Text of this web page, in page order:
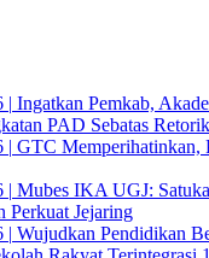
| Ingatkan Pemkab,
PAD Sebatas
| GTC Memperihatinkan,
| Mubes IKA UGJ:
Perkuat Jejaring
| Wujudkan Pendidikan